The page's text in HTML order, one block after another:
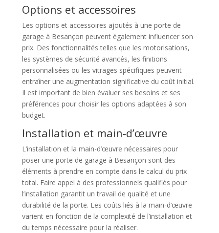
Options et accessoires
Les options et accessoires ajoutés à une porte de
garage à Besançon peuvent également influencer son
prix. Des fonctionnalités telles que les motorisations,
les systèmes de sécurité avancés, les finitions
personnalisées ou les vitrages spécifiques peuvent
entraîner une augmentation significative du coût initial.
Il est important de bien évaluer ses besoins et ses
préférences pour choisir les options adaptées à son
budget.
Installation et main-d’œuvre
L’installation et la main-d’œuvre nécessaires pour
poser une porte de garage à Besançon sont des
éléments à prendre en compte dans le calcul du prix
total. Faire appel à des professionnels qualifiés pour
l’installation garantit un travail de qualité et une
durabilité de la porte. Les coûts liés à la main-d’œuvre
varient en fonction de la complexité de l’installation et
du temps nécessaire pour la réaliser.